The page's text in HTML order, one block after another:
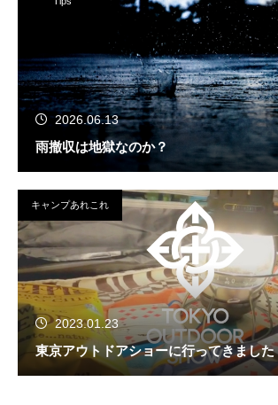
2026.06.13
雨撤収は地獄なのか？
キャンプあれこれ
2023.01.23
東京アウトドアショーに行ってきました